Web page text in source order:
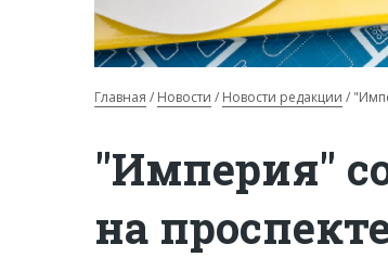
Главная Новости Новости редакции
"Империя"
на